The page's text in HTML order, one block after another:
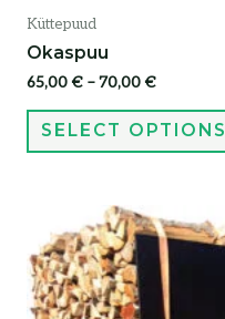
Küttepuud
Okaspuu
65,00€–70,00€
SELECT OPTIONS